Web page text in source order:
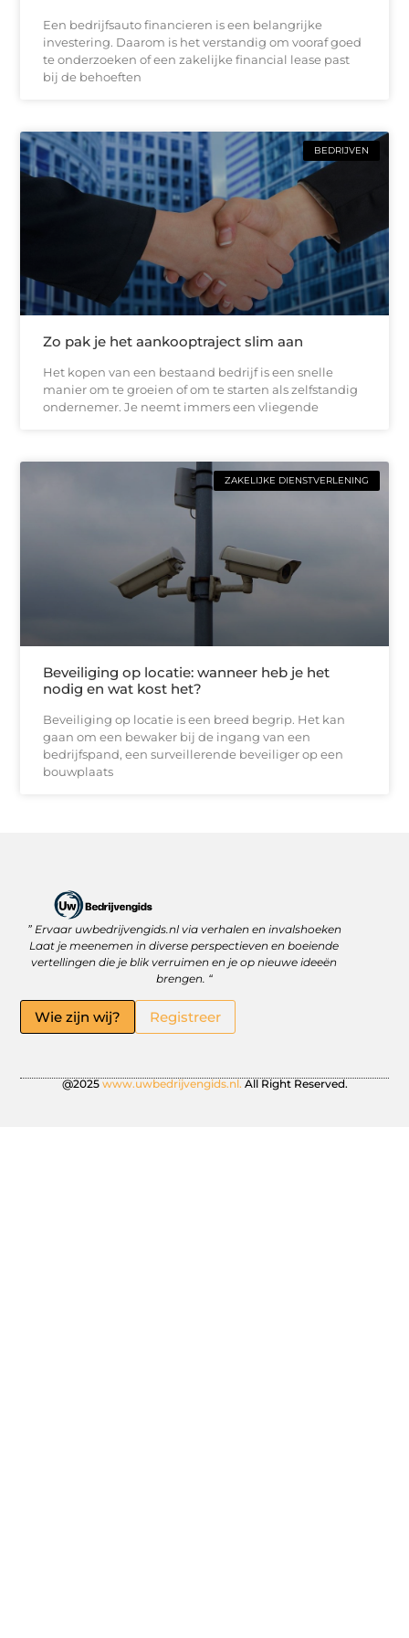
Een bedrijfsauto financieren is een belangrijke
investering. Daarom is het verstandig om vooraf goed
te onderzoeken of een zakelijke financial lease past
bij de behoeften
BEDRIJVEN
Zo pak je het aankooptraject slim aan
Het kopen van een bestaand bedrijf is een snelle
manier om te groeien of om te starten als zelfstandig
ondernemer. Je neemt immers een vliegende
ZAKELIJKE DIENSTVERLENING
Beveiliging op locatie: wanneer heb je het
nodig en wat kost het?
Beveiliging op locatie is een breed begrip. Het kan
gaan om een bewaker bij de ingang van een
bedrijfspand, een surveillerende beveiliger op een
bouwplaats
” Ervaar uwbedrijvengids.nl via verhalen en invalshoeken
Laat je meenemen in diverse perspectieven en boeiende
vertellingen die je blik verruimen en je op nieuwe ideeën
brengen. “
Wie zijn wij? Registreer
@2025 www.uwbedrijvengids.nl. All Right Reserved.